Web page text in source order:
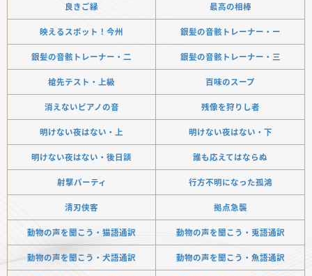
良きご縁 最高の相棒
映えるスポット！今州 銀髪の音骸トレーナー・ー
銀髪の音骸トレーナー・二 銀髪の音骸トレーナー・三
槍先テスト・上級 百味のスープ
消えないピアノの音 残像を狩りし者
明けない夜はない・上 明けない夜はない・下
明けない夜はない・後日談 誰も応えてはならぬ
射撃パーティ 行方不明になった孤鴻
清刃侠客 拠点急襲
動物の声を聞こう・猫語通訳 動物の声を聞こう・兎語通訳
動物の声を聞こう・犬語通訳 動物の声を聞こう・魚語通訳